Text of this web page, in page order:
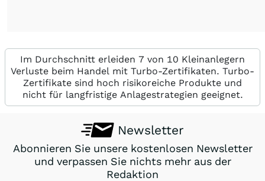
Im Durchschnitt erleiden 7 von 10 Kleinanlegern
Verluste beim Handel mit Turbo-Zertifikaten. Turbo-
Zertifikate sind hoch risikoreiche Produkte und
nicht für langfristige Anlagestrategien geeignet.
Newsletter
Abonnieren Sie unsere kostenlosen Newsletter
und verpassen Sie nichts mehr aus der
Redaktion